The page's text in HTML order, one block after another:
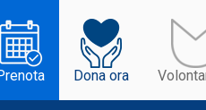
Dona ora